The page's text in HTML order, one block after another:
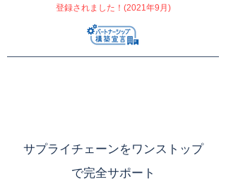
​サプライチェーンをワンストップ
で完全サポート
登録されました！(2021年9月)